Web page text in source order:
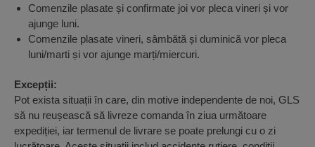
Comenzile plasate și confirmate joi vor pleca vineri și vor
ajunge luni.
Comenzile plasate vineri, sâmbătă și duminică vor pleca
luni/marti și vor ajunge marți/miercuri.
Excepții:
Pot exista situații în care, din motive independente de noi, GLS
să nu reușească să livreze comanda în ziua următoare
expediției, iar termenul de livrare se poate prelungi cu o zi